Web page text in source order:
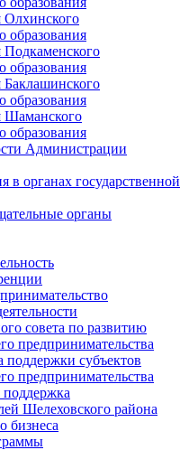
образования
образования
образования
Шаманского
образования
Администрации
в органах государственной
органы
совета по развитию
предпринимательства
поддержки субъектов
предпринимательства
Шелеховского района
бизнеса